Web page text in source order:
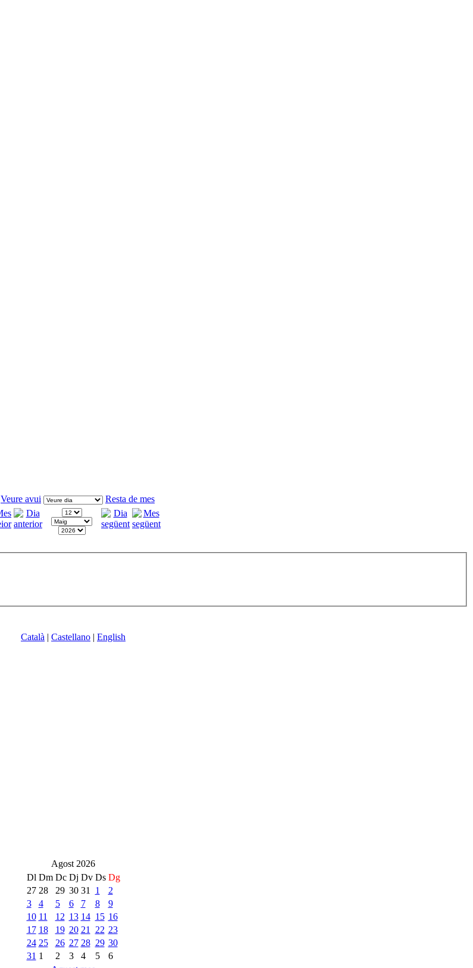
Veure avui
Resta de mes
Català | Castellano | English
Agost 2026
Dl Dm Dc Dj Dv Ds Dg
27 28 29 30 31 1
2
3
4 5 6 7 8
9
10 11 12 13 14 15 16
17 18 19 20 21 22 23
24 25 26 27 28 29 30
31 1 2 3 4 5
6